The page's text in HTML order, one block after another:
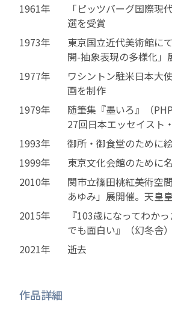
1961年
「ピッツバーグ国際現
選を受賞
1973年
東京国立近代美術館に
開-抽象表現の多様化」
1977年
ワシントン駐米日本大
画を制作
1979年
随筆集『墨いろ』（
27回日本エッセイスト
1993年
御所・御食堂のために
1999年
東京文化会館のために
2010年
関市立篠田桃紅美術空
あゆみ」展開催。天皇
2015年
『103歳になってわか
でも面白い』（幻冬舎
2021年
逝去
作品詳細